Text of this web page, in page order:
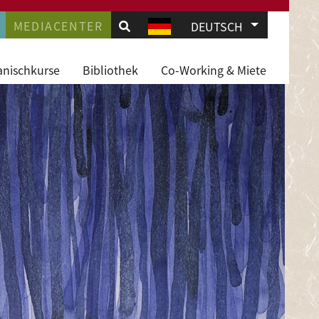
MEDIACENTER DEUTSCH Weitere
Bibliothek Co-Working & Miete